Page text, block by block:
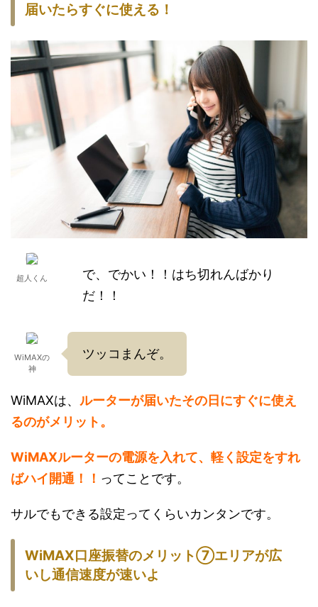
届いたらすぐに使える！
超人くん
で、でかい！！はち切れんばかり
だ！！
WiMAXの
神
ツッコまんぞ。
WiMAXは、 ルーターが届いたその日にすぐに使え
るのがメリット。
WiMAXルーターの電源を入れて、軽く設定をすれ
ばハイ開通！！ ってことです。
サルでもできる設定ってくらいカンタンです。
WiMAX口座振替のメリット⑦エリアが広
いし通信速度が速いよ